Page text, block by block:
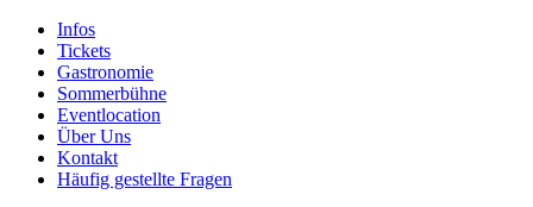
Infos
Tickets
Gastronomie
Sommerbühne
Eventlocation
Über Uns
Kontakt
Häufig gestellte Fragen